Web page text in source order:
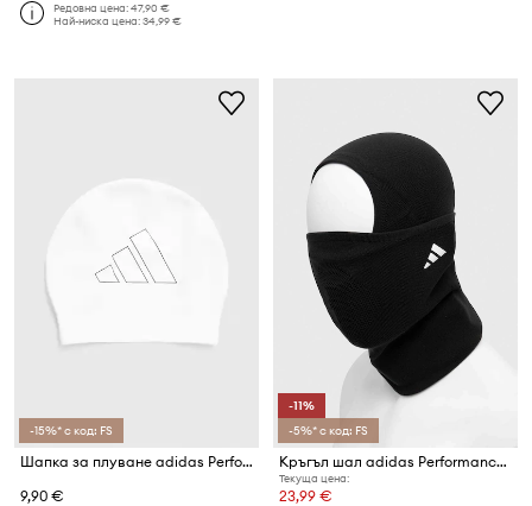
Редовна цена:47,90 €
Най-ниска цена:34,99 €
-15%* с код: FS
Шапка за плуване adidas Performance
9,90 €
-11%
-5%* с код: FS
Кръгъл шал adidas Performance Tiro 23 Competition League
Текуща цена:
23,99 €